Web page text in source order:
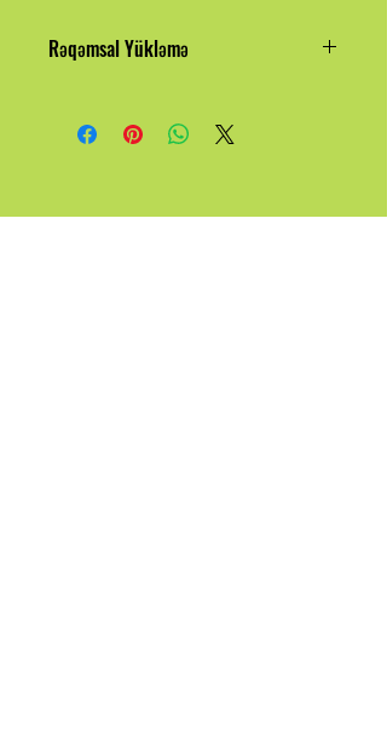
Rəqəmsal Yükləmə
faylı yükləmək göstərişi veriləcək.